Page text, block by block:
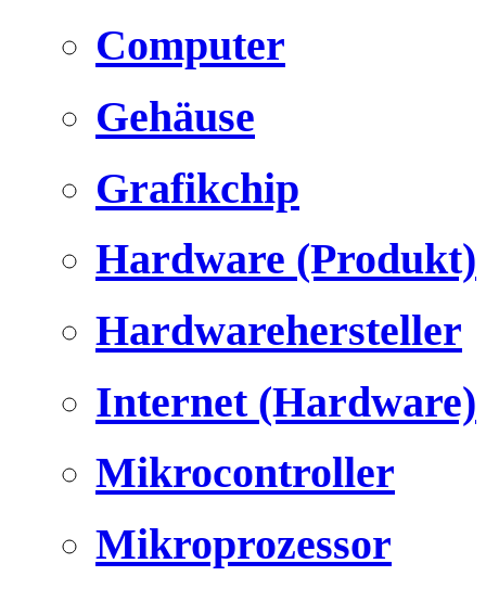
Computer
Gehäuse
Grafikchip
Hardware (Produkt)
Hardwarehersteller
Internet (Hardware)
Mikrocontroller
Mikroprozessor